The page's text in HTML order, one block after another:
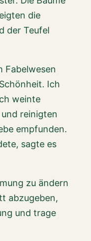
die
der Teufel
Fabelwesen
Ich
weinte
reinigten
empfunden.
sagte es
zu ändern
abzugeben,
und trage